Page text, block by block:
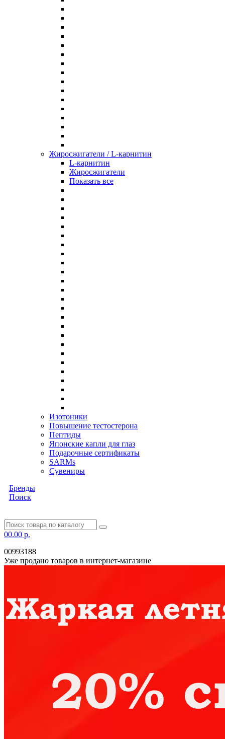
Жиросжигатели / L-карнитин
L-карнитин
Жиросжигатели
Показать все
Изотоники
Повышение тестостерона
Пептиды
Японские капли для глаз
Подарочные сертификаты
SARMs
Сувениры
Бренды
Поиск
00.00 р.
00993188
Уже продано товаров в интернет-магазине